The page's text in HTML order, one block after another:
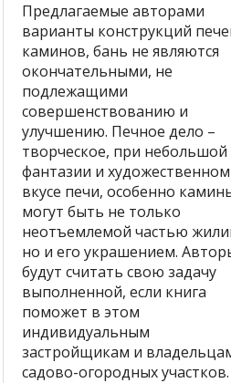
Предлагаемые авторами
варианты конструкций
каминов, бань не являются
окончательными, не
подлежащими
совершенствованию и
улучшению. Печное дело –
творческое, при небольшой
фантазии и художественном
вкусе печи, особенно
могут быть не только
неотъемлемой частью
но и его украшением.
будут считать свою задачу
выполненной, если книга
поможет в этом
индивидуальным
застройщикам и
садово-огородных участков.